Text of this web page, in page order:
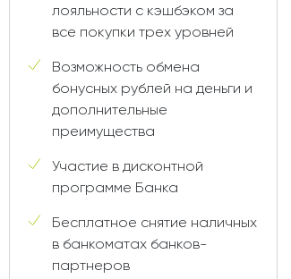
лояльности с кэшбэком за
все покупки трех уровней
Возможность обмена
бонусных рублей на деньги и
дополнительные
преимущества
Участие в дисконтной
программе Банка
Бесплатное снятие наличных
в банкоматах банков-
партнеров